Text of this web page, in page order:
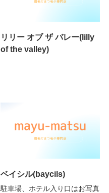
リリー オブ ザ バレー(lilly
of the valley)
ベイシル(baycils)
駐車場、ホテル入り口はお写真